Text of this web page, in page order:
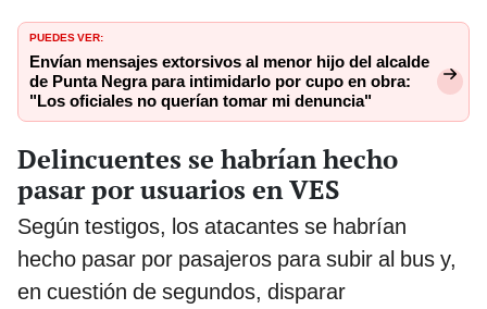
PUEDES VER:
Envían mensajes extorsivos al menor hijo del alcalde
de Punta Negra para intimidarlo por cupo en obra:
"Los oficiales no querían tomar mi denuncia"
Delincuentes se habrían hecho
pasar por usuarios en VES
Según testigos, los atacantes se habrían
hecho pasar por pasajeros para subir al bus y,
en cuestión de segundos, disparar